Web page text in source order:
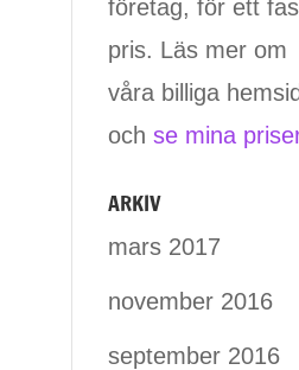
företag, för ett
pris. Läs mer om
våra billiga
ochse mina
ARKIV
mars 2017
november 2016
september 2016